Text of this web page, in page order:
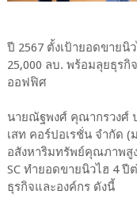
ปี 2567 ตั้งเป้ายอดขายนิ
25,000 ลบ. พร้อมลุยธุร
ออฟฟิศ
นายณัฐพงศ์ คุณากรวงศ์
เสท คอร์ปอเรชั่น จำกัด
อสังหาริมทรัพย์คุณภาพสู
SC ทำยอดขายนิวไฮ 4
ธุรกิจและองค์กร ดังนี้